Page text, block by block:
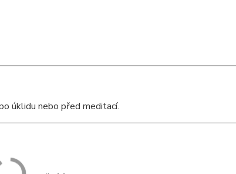
úklidu nebo před meditací.